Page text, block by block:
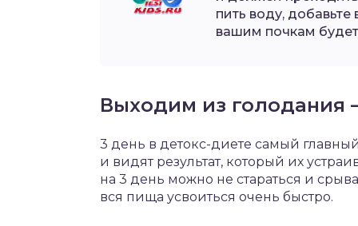
пить воду,
вашим почкам будет
Выходим из голодания
3 день в детокс-диете самый
и видят результат, который их
на 3 день можно не стараться и
вся пища усвоиться очень быстро.